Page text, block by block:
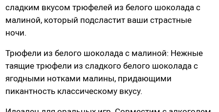
Насадки, кольца
Кольца без вибрации
Насадки-удлинители
Насадки для двойного проникновения
Насадки на палец
сладким вкусом трюфелей из белого шоколада с
малиной, который подсластит ваши страстные
ночи.
Трюфели из белого шоколада с малиной: Нежные
таящие трюфели из сладкого белого шоколада с
ягодными нотками малины, придающими
пикантность классическому вкусу.